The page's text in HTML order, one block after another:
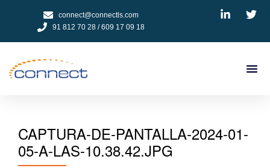
connect@connectls.com
91 812 70 28 / 609 17 09 18
CAPTURA-DE-PANTALLA-2024-01-
05-A-LAS-10.38.42.JPG